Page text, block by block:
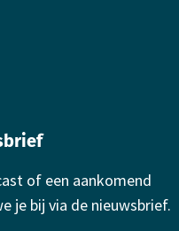
of een aankomend
je bij via de nieuwsbrief.